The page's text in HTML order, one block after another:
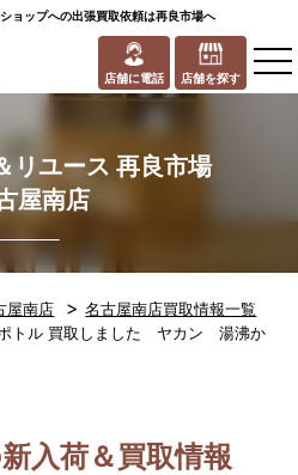
ョップへの出張買取依頼は再良市場へ
店舗に電話 店舗を探す
リユース 再良市場
屋南店
屋南店 >名古屋南店買取情報一覧
トル 買取しました ヤカン 湯沸か
入荷＆買取情報